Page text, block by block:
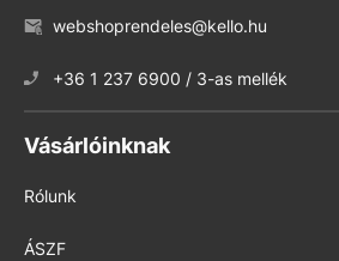
webshoprendeles@kello.hu
+36 1 237 6900 / 3-as mellék
Vásárlóinknak
Rólunk
ÁSZF